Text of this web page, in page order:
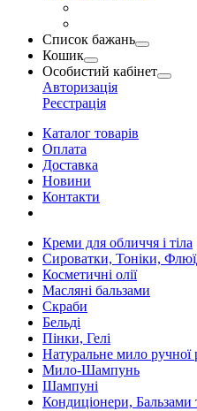
Список бажань
Кошик
Особистий кабінет
Авторизація
Реєстрація
Каталог товарів
Оплата
Доставка
Новини
Контакти
Креми для обличчя і тіла
Сироватки, Тоніки,
Косметичні олії
Масляні бальзами
Скраби
Бельді
Пінки, Гелі
Натуральне мило ручної
Мило-Шампунь
Шампуні
Кондиціонери, Бальзами